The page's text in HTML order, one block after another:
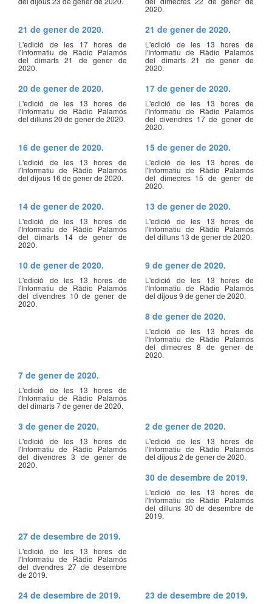
2020.
21 de gener de 2020.
L'edició de les 17 hores de
l'Informatiu de Ràdio Palamós
del dimarts 21 de gener de
2020.
21 de gener de 2020.
L'edició de les 13 hores de
l'Informatiu de Ràdio Palamós
del dimarts 21 de gener de
2020.
20 de gener de 2020.
L'edició de les 13 hores de
l'Informatiu de Ràdio Palamós
del dilluns 20 de gener de 2020.
17 de gener de 2020.
L'edició de les 13 hores de
l'Informatiu de Ràdio Palamós
del divendres 17 de gener de
2020.
16 de gener de 2020.
L'edició de les 13 hores de
l'Informatiu de Ràdio Palamós
del dijous 16 de gener de 2020.
15 de gener de 2020.
L'edició de les 13 hores de
l'Informatiu de Ràdio Palamós
del dimecres 15 de gener de
2020.
14 de gener de 2020.
L'edició de les 13 hores de
l'Informatiu de Ràdio Palamós
del dimarts 14 de gener de
2020.
13 de gener de 2020.
L'edició de les 13 hores de
l'Informatiu de Ràdio Palamós
del dilluns 13 de gener de 2020.
10 de gener de 2020.
L'edició de les 13 hores de
l'Informatiu de Ràdio Palamós
del divendres 10 de gener de
2020.
9 de gener de 2020.
L'edició de les 13 hores de
l'Informatiu de Ràdio Palamós
del dijous 9 de gener de 2020.
8 de gener de 2020.
L'edició de les 13 hores de
l'Informatiu de Ràdio Palamós
del dimecres 8 de gener de
2020.
7 de gener de 2020.
L'edició de les 13 hores de
l'Informatiu de Ràdio Palamós
del dimarts 7 de gener de 2020.
3 de gener de 2020.
L'edició de les 13 hores de
l'Informatiu de Ràdio Palamós
del divendres 3 de gener de
2020.
2 de gener de 2020.
L'edició de les 13 hores de
l'Informatiu de Ràdio Palamós
del dijous 2 de gener de 2020.
30 de desembre de 2019.
L'edició de les 13 hores de
l'Informatiu de Ràdio Palamós
del dilluns 30 de desembre de
2019.
27 de desembre de 2019.
L'edició de les 13 hores de
l'Informatiu de Ràdio Palamós
del dvendres 27 de desembre
de 2019.
24 de desembre de 2019. 23 de desembre de 2019.